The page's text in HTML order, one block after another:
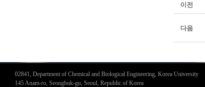
이전
다음
02841, Department of Chemical and Biological Engineering, Korea University
145 Anam-ro, Seongbuk-gu, Seoul, Republic of Korea